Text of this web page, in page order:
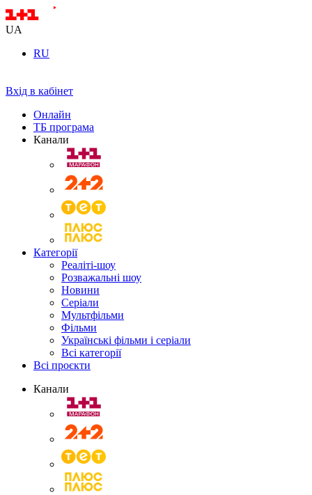
UA
RU
Вхід в кабінет
Онлайн
ТБ програма
Канали
Категорії
Реаліті-шоу
Розважальні шоу
Новини
Серіали
Мультфільми
Фільми
Українські фільми і серіали
Всі категорії
Всі проєкти
Канали